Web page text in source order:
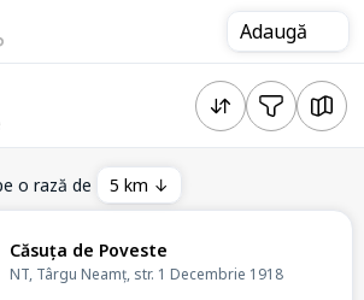
Adaugă
o rază de 5 km ↓
Căsuța de Poveste
NT, Târgu Neamț, str. 1 Decembrie 1918